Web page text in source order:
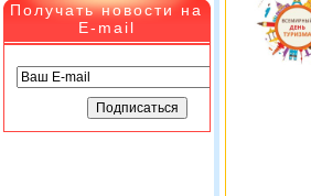
Получать новости на
E-mail